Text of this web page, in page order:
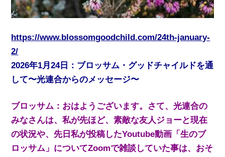
https://www.blossomgoodchild.com/24th-january-
2/
2026年1月24日：ブロッサム・グッドチャイルドを通
して〜光連合からのメッセージ〜
ブロッサム：おはようございます。さて、光連合の
みなさんは、私が先ほど、素敵な友人ジョーと現在
の状況や、先日私が投稿したYoutube動画「生のブ
ロッサム」についてZoomで雑談していた事は、おそ